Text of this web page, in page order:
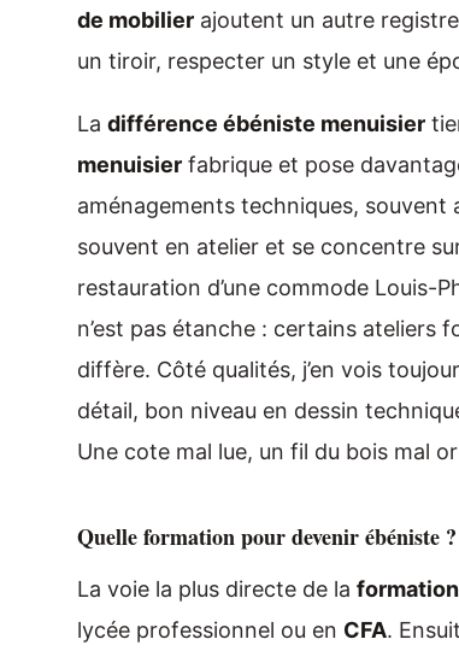
de mobilier ajoutent un autre
un tiroir, respecter un style et une
La différence ébéniste menuisier
menuisier fabrique et pose
aménagements techniques, souvent
souvent en atelier et se concentre
restauration d’une commode Louis-
n’est pas étanche : certains ateliers
diffère. Côté qualités, j’en vois
détail, bon niveau en dessin
Une cote mal lue, un fil du bois mal
Quelle formation pour devenir ébéniste
La voie la plus directe de la
lycée professionnel ou en CFA.